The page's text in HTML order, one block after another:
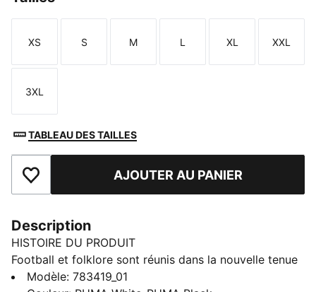
Taille
XS
Taille
S
Taille
M
Taille
L
Taille
XL
Taille
XXL
Taille
3XL
TABLEAU DES TAILLES
Ajouter aux favorisAJOUTER AU PANIER
Description
HISTOIRE DU PRODUIT
Football et folklore sont réunis dans la nouvelle tenue
Home du Ghana. Avec un motif modene inspiré des
Modèle: 783419_01